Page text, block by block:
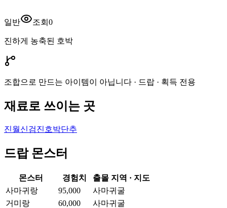
일반 조회 0
진하게 농축된 호박
조합으로 만드는 아이템이 아닙니다 · 드랍 · 획득 전용
재료로 쓰이는 곳
진월신검진호박단추
드랍 몬스터
몬스터 경험치
출몰 지역 · 지도
사마귀랑
95,000
사마귀굴
거미랑
60,000
사마귀굴